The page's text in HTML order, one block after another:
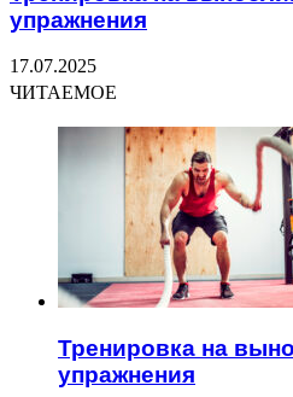
упражнения
17.07.2025
ЧИТАЕМОЕ
Тренировка на
упражнения